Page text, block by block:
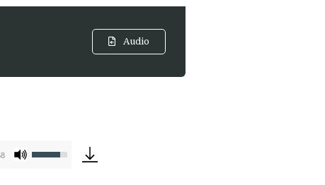
Audio
Gebruik